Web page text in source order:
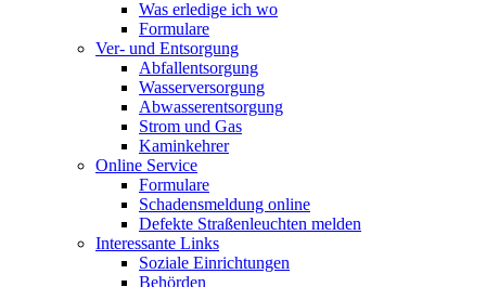
Was erledige ich wo
Formulare
Ver- und Entsorgung
Abfallentsorgung
Wasserversorgung
Abwasserentsorgung
Strom und Gas
Kaminkehrer
Online Service
Formulare
Schadensmeldung online
Defekte Straßenleuchten melden
Interessante Links
Soziale Einrichtungen
Behörden